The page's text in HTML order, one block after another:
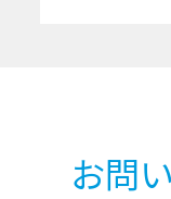
お問